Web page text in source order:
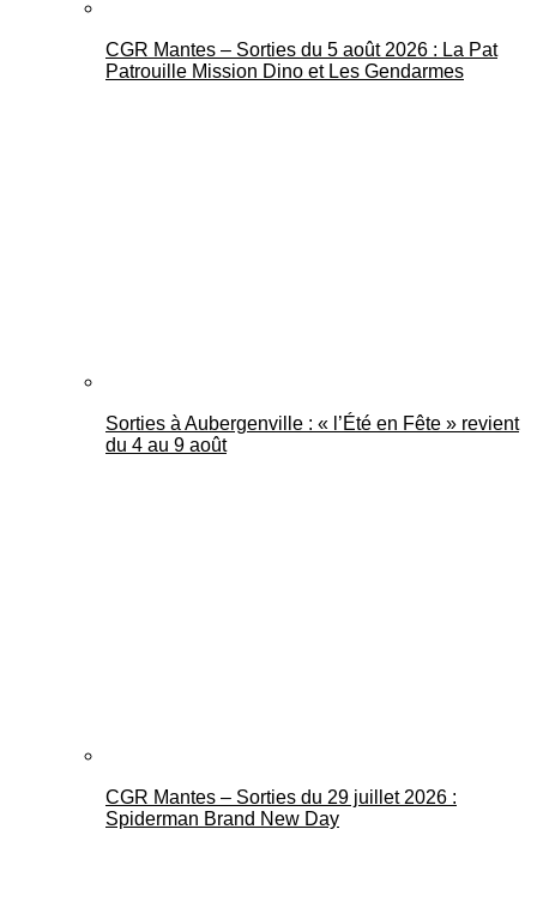
CGR Mantes – Sorties du 5 août 2026 : La Pat
Patrouille Mission Dino et Les Gendarmes
Sorties à Aubergenville : « l’Été en Fête » revient
du 4 au 9 août
CGR Mantes – Sorties du 29 juillet 2026 :
Spiderman Brand New Day